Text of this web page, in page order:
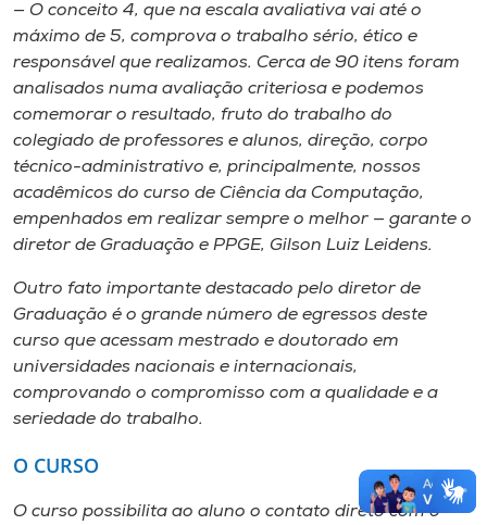
— O conceito 4, que na escala avaliativa vai até o
máximo de 5, comprova o trabalho sério, ético e
responsável que realizamos. Cerca de 90 itens foram
analisados numa avaliação criteriosa e podemos
comemorar o resultado, fruto do trabalho do
colegiado de professores e alunos, direção, corpo
técnico-administrativo e, principalmente, nossos
acadêmicos do curso de Ciência da Computação,
empenhados em realizar sempre o melhor — garante o
diretor de Graduação e PPGE, Gilson Luiz Leidens.
Outro fato importante destacado pelo diretor de
Graduação é o grande número de egressos deste
curso que acessam mestrado e doutorado em
universidades nacionais e internacionais,
comprovando o compromisso com a qualidade e a
seriedade do trabalho.
O CURSO
O curso possibilita ao aluno o contato direto com o